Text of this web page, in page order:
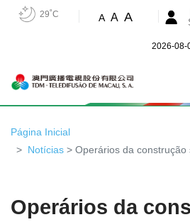
29˚C A A A
2026-08-
Página Inicial
Notícias > Operários da
Operários da